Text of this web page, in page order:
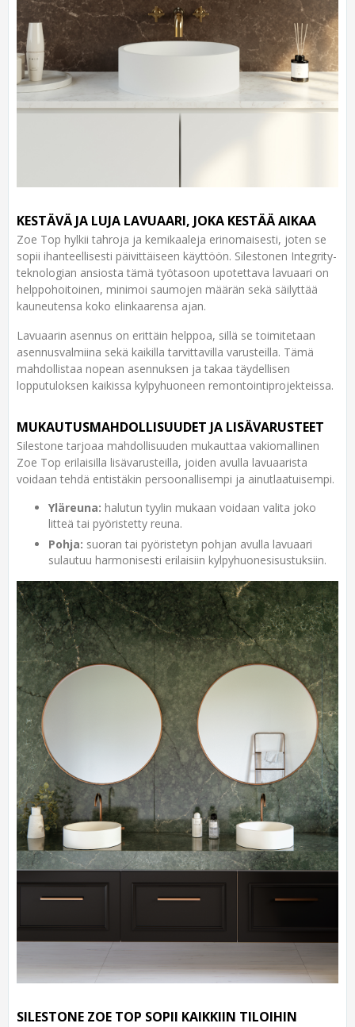
KESTÄVÄ JA LUJA LAVUAARI, JOKA KESTÄÄ AIKAA
Zoe Top hylkii tahroja ja kemikaaleja erinomaisesti, joten se
sopii ihanteellisesti päivittäiseen käyttöön. Silestonen Integrity-
teknologian ansiosta tämä työtasoon upotettava lavuaari on
helppohoitoinen, minimoi saumojen määrän sekä säilyttää
kauneutensa koko elinkaarensa ajan.
Lavuaarin asennus on erittäin helppoa, sillä se toimitetaan
asennusvalmiina sekä kaikilla tarvittavilla varusteilla. Tämä
mahdollistaa nopean asennuksen ja takaa täydellisen
lopputuloksen kaikissa kylpyhuoneen remontointiprojekteissa.
MUKAUTUSMAHDOLLISUUDET JA LISÄVARUSTEET
Silestone tarjoaa mahdollisuuden mukauttaa vakiomallinen
Zoe Top erilaisilla lisävarusteilla, joiden avulla lavuaarista
voidaan tehdä entistäkin persoonallisempi ja ainutlaatuisempi.
Yläreuna: halutun tyylin mukaan voidaan valita joko
litteä tai pyöristetty reuna.
Pohja: suoran tai pyöristetyn pohjan avulla lavuaari
sulautuu harmonisesti erilaisiin kylpyhuonesisustuksiin.
SILESTONE ZOE TOP SOPII KAIKKIIN TILOIHIN